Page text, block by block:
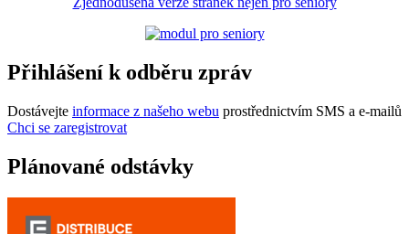
Přihlášení k odběru zpráv
Dostávejte informace z našeho webu prostřednictvím SMS a e-mailů
Chci se zaregistrovat
Plánované odstávky